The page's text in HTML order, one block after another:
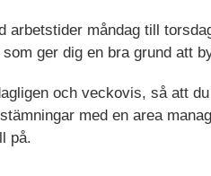
arbetstider måndag till
ger dig en bra grund att
och veckovis, så att
med en area
på.